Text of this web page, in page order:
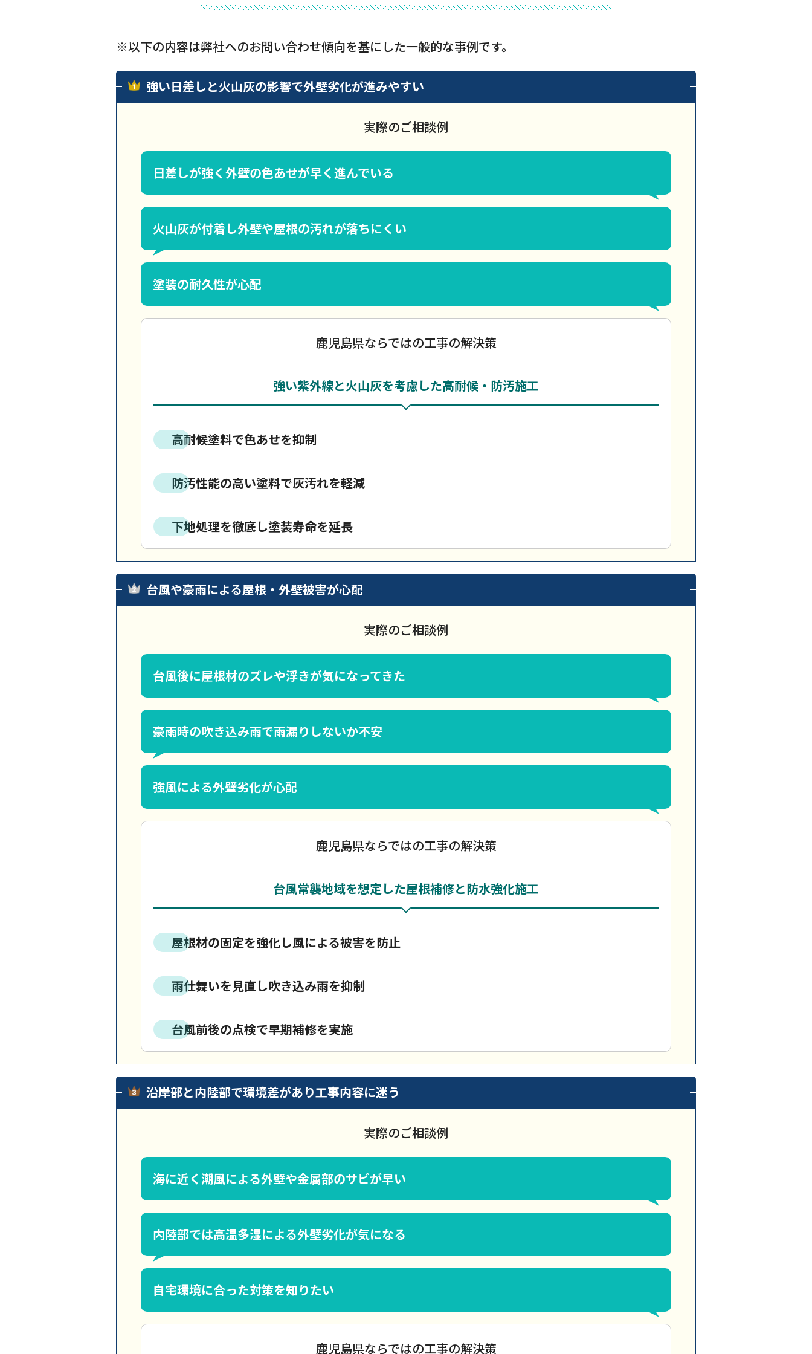
※以下の内容は弊社へのお問い合わせ傾向を基にした一般的な事例です。
強い日差しと火山灰の影響で外壁劣化が進みやすい
実際のご相談例
日差しが強く外壁の色あせが早く進んでいる
火山灰が付着し外壁や屋根の汚れが落ちにくい
塗装の耐久性が心配
鹿児島県ならではの工事の解決策
強い紫外線と火山灰を考慮した高耐候・防汚施工
高耐候塗料で色あせを抑制
防汚性能の高い塗料で灰汚れを軽減
下地処理を徹底し塗装寿命を延長
台風や豪雨による屋根・外壁被害が心配
実際のご相談例
台風後に屋根材のズレや浮きが気になってきた
豪雨時の吹き込み雨で雨漏りしないか不安
強風による外壁劣化が心配
鹿児島県ならではの工事の解決策
台風常襲地域を想定した屋根補修と防水強化施工
屋根材の固定を強化し風による被害を防止
雨仕舞いを見直し吹き込み雨を抑制
台風前後の点検で早期補修を実施
沿岸部と内陸部で環境差があり工事内容に迷う
実際のご相談例
海に近く潮風による外壁や金属部のサビが早い
内陸部では高温多湿による外壁劣化が気になる
自宅環境に合った対策を知りたい
鹿児島県ならではの工事の解決策